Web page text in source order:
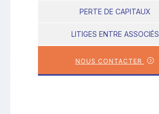
PERTE DE CAPITAUX
LITIGES ENTRE ASSOCIÉS
NOUS CONTACTER